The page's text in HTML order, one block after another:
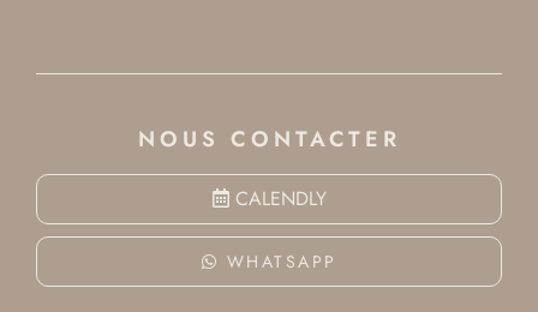
NOUS CONTACTER
CALENDLY
WHATSAPP